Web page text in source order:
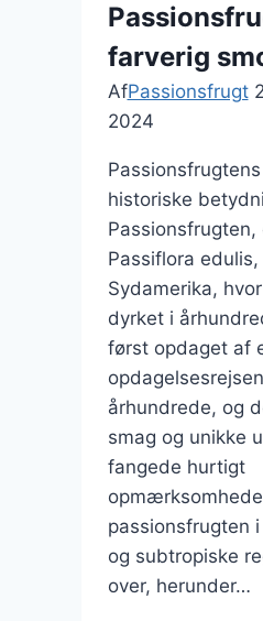
farverig
AfPassionsfrugt
2024
historiske
Passiflora
Sydamerika,
dyrket i
først opdaget af
århundrede, og
smag og unikke
fangede hurtigt
passionsfrugten
og subtropiske
over, herunder…